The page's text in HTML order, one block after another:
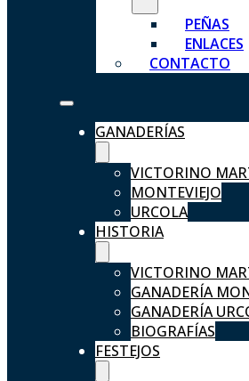
PEÑAS
ENLACES
CONTACTO
GANADERÍAS
VICTORINO
MONTEVIEJO
URCOLA
HISTORIA
VICTORINO
GANADERÍA
GANADERÍA
BIOGRAFÍAS
FESTEJOS